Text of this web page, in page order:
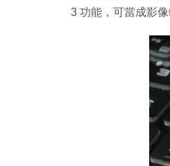
3 功能，可當成影像